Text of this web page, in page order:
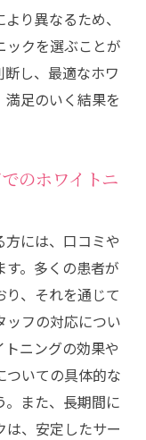
トニングの選
術に期待され
トニングの基
きポイント
いて
注意事項
施術の見つけ
いものにする
り異なるため、
ックを選ぶことが
し、最適なホワ
足のいく結果を
のホワイトニ
には、口コミや
。多くの患者が
、それを通じて
ッフの対応につい
ニングの効果や
ついての具体的な
また、長期間に
、安定したサー